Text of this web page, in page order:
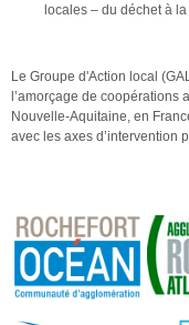
locales – du déchet à
Le Groupe d'Action local
l’amorçage de coopérations
Nouvelle-Aquitaine, en
avec les axes d’intervention